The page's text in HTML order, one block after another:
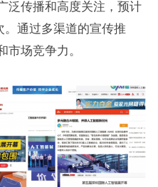
泛传播和高度关注，预计
。通过多渠道的宣传推
市场竞争力。